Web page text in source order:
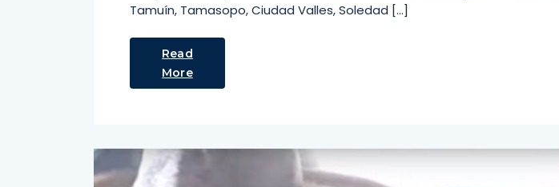
Tamuín, Tamasopo, Ciudad Valles, Soledad […]
Read
More